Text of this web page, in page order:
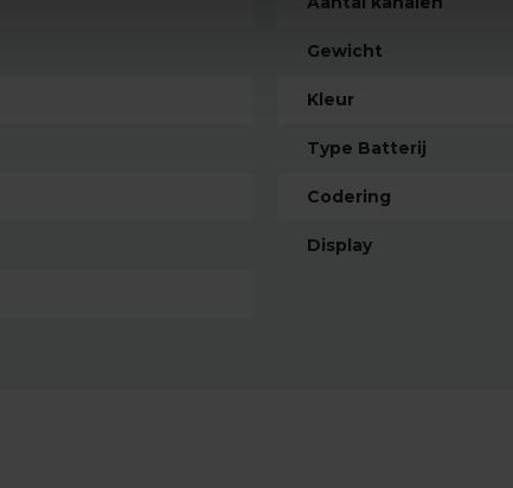
Gewicht
Kleur
Type Batterij
Codering
Display